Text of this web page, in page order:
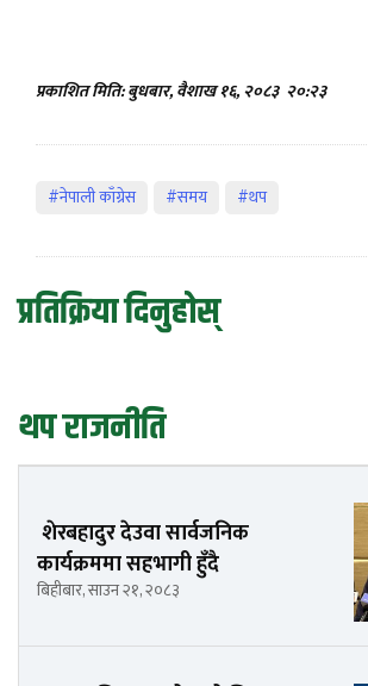
प्रकाशित मिति: बुधबार, वैशाख १६, २०८३ २०:२३
#नेपाली काँग्रेस #समय #थप
प्रतिक्रिया दिनुहोस्
थप राजनीति
शेरबहादुर देउवा सार्वजनिक
कार्यक्रममा सहभागी हुँदै
बिहीबार, साउन २१, २०८३